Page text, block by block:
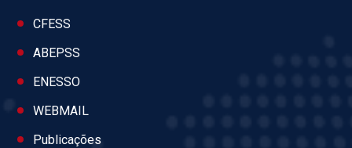
CFESS
ABEPSS
ENESSO
WEBMAIL
Publicações